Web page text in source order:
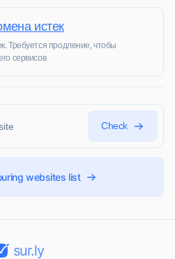
истек
Требуется продление, чтобы
сервисов
Check
websites list
sur.ly